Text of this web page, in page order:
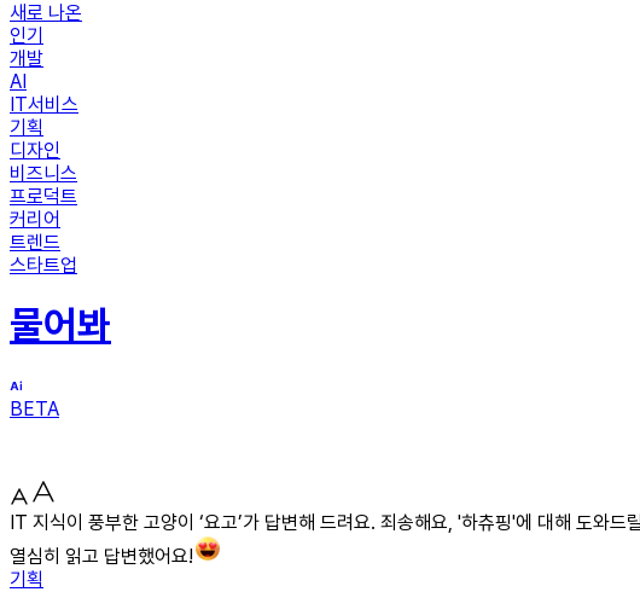
새로 나온
인기
개발
AI
IT서비스
기획
디자인
비즈니스
프로덕트
커리어
트렌드
스타트업
물어봐
BETA
IT 지식이 풍부한 고양이 ‘요고’가 답변해 드려요. 죄송해요, '하츄핑'에 대해 도와
열심히 읽고 답변했어요!
기획